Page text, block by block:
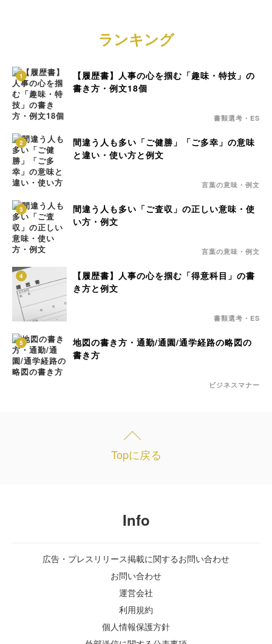
ランキング
1
【履歴書】人事の心を掴む「趣味・特技」の
書き方・例文18個
書類選考・ES
2
間違う人も多い「ご健勝」「ご多幸」の意味
と違い・使い方と例文
言葉の意味・例文
3
間違う人も多い「ご査収」の正しい意味・使
い方・例文
言葉の意味・例文
4
【履歴書】人事の心を掴む「得意科目」の書
き方と例文
書類選考・ES
5
地図の書き方・通勤/通園/通学経路の略図の
書き方
ビジネスマナー
Topに戻る
Info
広告・プレスリリース掲載に関するお問い合わせ
お問い合わせ
運営会社
利用規約
個人情報保護方針